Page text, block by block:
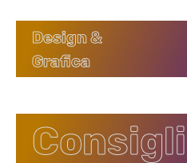
Design &
Grafica
Consigli